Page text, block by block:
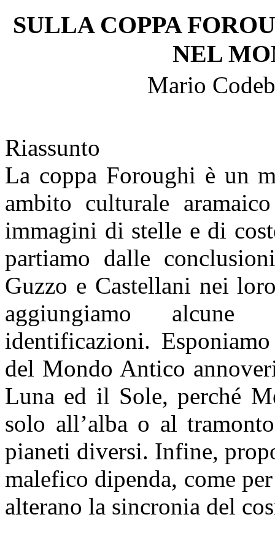
SULLA COPPA
NEL
Mario
Riassunto
La coppa Foroughi è un
ambito culturale
immagini di stelle e di
partiamo dalle
Guzzo e Castellani nei
aggiungiamo alcune
identificazioni.
del Mondo Antico
Luna ed il Sole, perché
solo all’alba o al
pianeti diversi. Infine,
malefico dipenda, come
alterano la sincronia del